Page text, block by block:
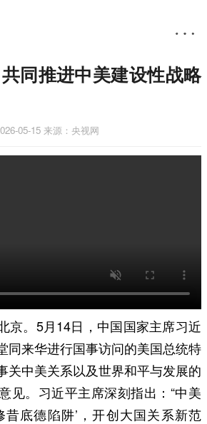
共同推进中美建设性战略
05-15 来源：央视网
京。5月14日，中国国家主席习近
同来华进行国事访问的美国总统特
关中美关系以及世界和平与发展的
见。习近平主席深刻指出：“中美
昔底德陷阱’，开创大国关系新范